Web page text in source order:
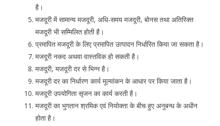
है।
मजदूरी में सामान्य मजदूरी, अधि-समय मजदूरी, बोनस तथा अतिरिक्त
मजदूरी भी सम्मिलित होती है।
प्रमापित मजदूरी के लिए प्रमापित उत्पादन निर्धारित किया जा सकता है।
मजदूरी नकद अथवा वास्तविक हो सकती है।
मजदूरी, मजदूरी दर से भिन्न है।
मजदूरी दर का निर्धारण कार्य मूल्यांकन के आधार पर किया जाता है।
मजदूरी उपयोगिता सृजन का कार्य करती है।
मजदूरी का भुगतान श्रमिक एवं नियोक्ता के बीच हुए अनुबन्ध के अधीन
होता है।